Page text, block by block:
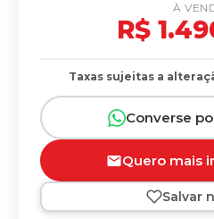
À
R$
Taxas sujeitas a
Converse
Quero mais
Salvar